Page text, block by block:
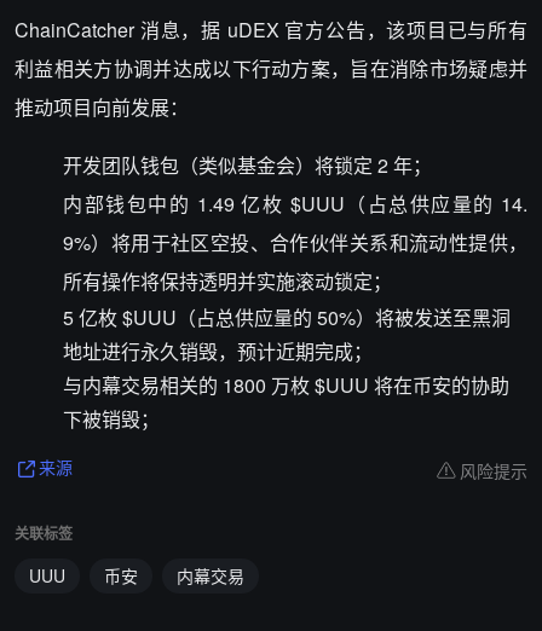
ChainCatcher 消息，据 uDEX 官方公告，该项目已与所有
利益相关方协调并达成以下行动方案，旨在消除市场疑虑并
推动项目向前发展：
开发团队钱包（类似基金会）将锁定 2 年；
内部钱包中的 1.49 亿枚 $UUU（占总供应量的 14.
9%）将用于社区空投、合作伙伴关系和流动性提供，
所有操作将保持透明并实施滚动锁定；
5 亿枚 $UUU（占总供应量的 50%）将被发送至黑洞
地址进行永久销毁，预计近期完成；
与内幕交易相关的 1800 万枚 $UUU 将在币安的协助
下被销毁；
来源 风险提示
关联标签
UUU 币安 内幕交易